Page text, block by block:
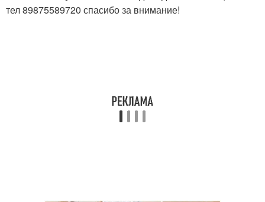
тел 89875589720 спасибо за внимание!